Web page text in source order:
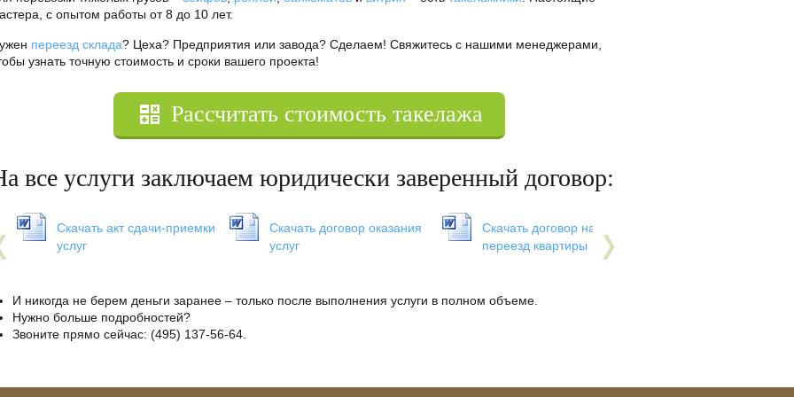
с опытом работы от 8 до 10 лет.
переезд склада? Цеха? Предприятия или завода? Сделаем! Свяжитесь с нашими менеджерами,
узнать точную стоимость и сроки вашего проекта!
Рассчитать стоимость такелажа
все услуги заключаем юридически заверенный договор:
Скачать акт сдачи-приемки
услуг
Скачать договор оказания
услуг
Скачать договор на
переезд квартиры
И никогда не берем деньги заранее – только после выполнения услуги в полном объеме.
Нужно больше подробностей?
Звоните прямо сейчас: (495) 137-56-64.